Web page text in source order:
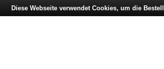
Diese Webseite verwendet Cookies, um die